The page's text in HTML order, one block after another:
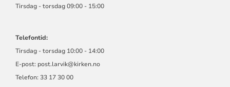
Tirsdag - torsdag 09:00 - 15:00
Telefontid:
Tirsdag - torsdag 10:00 - 14:00
E-post: post.larvik@kirken.no
Telefon: 33 17 30 00